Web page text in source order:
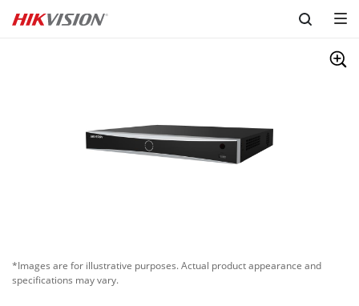
Skip to content
*Images are for illustrative purposes. Actual product appearance and
specifications may vary.